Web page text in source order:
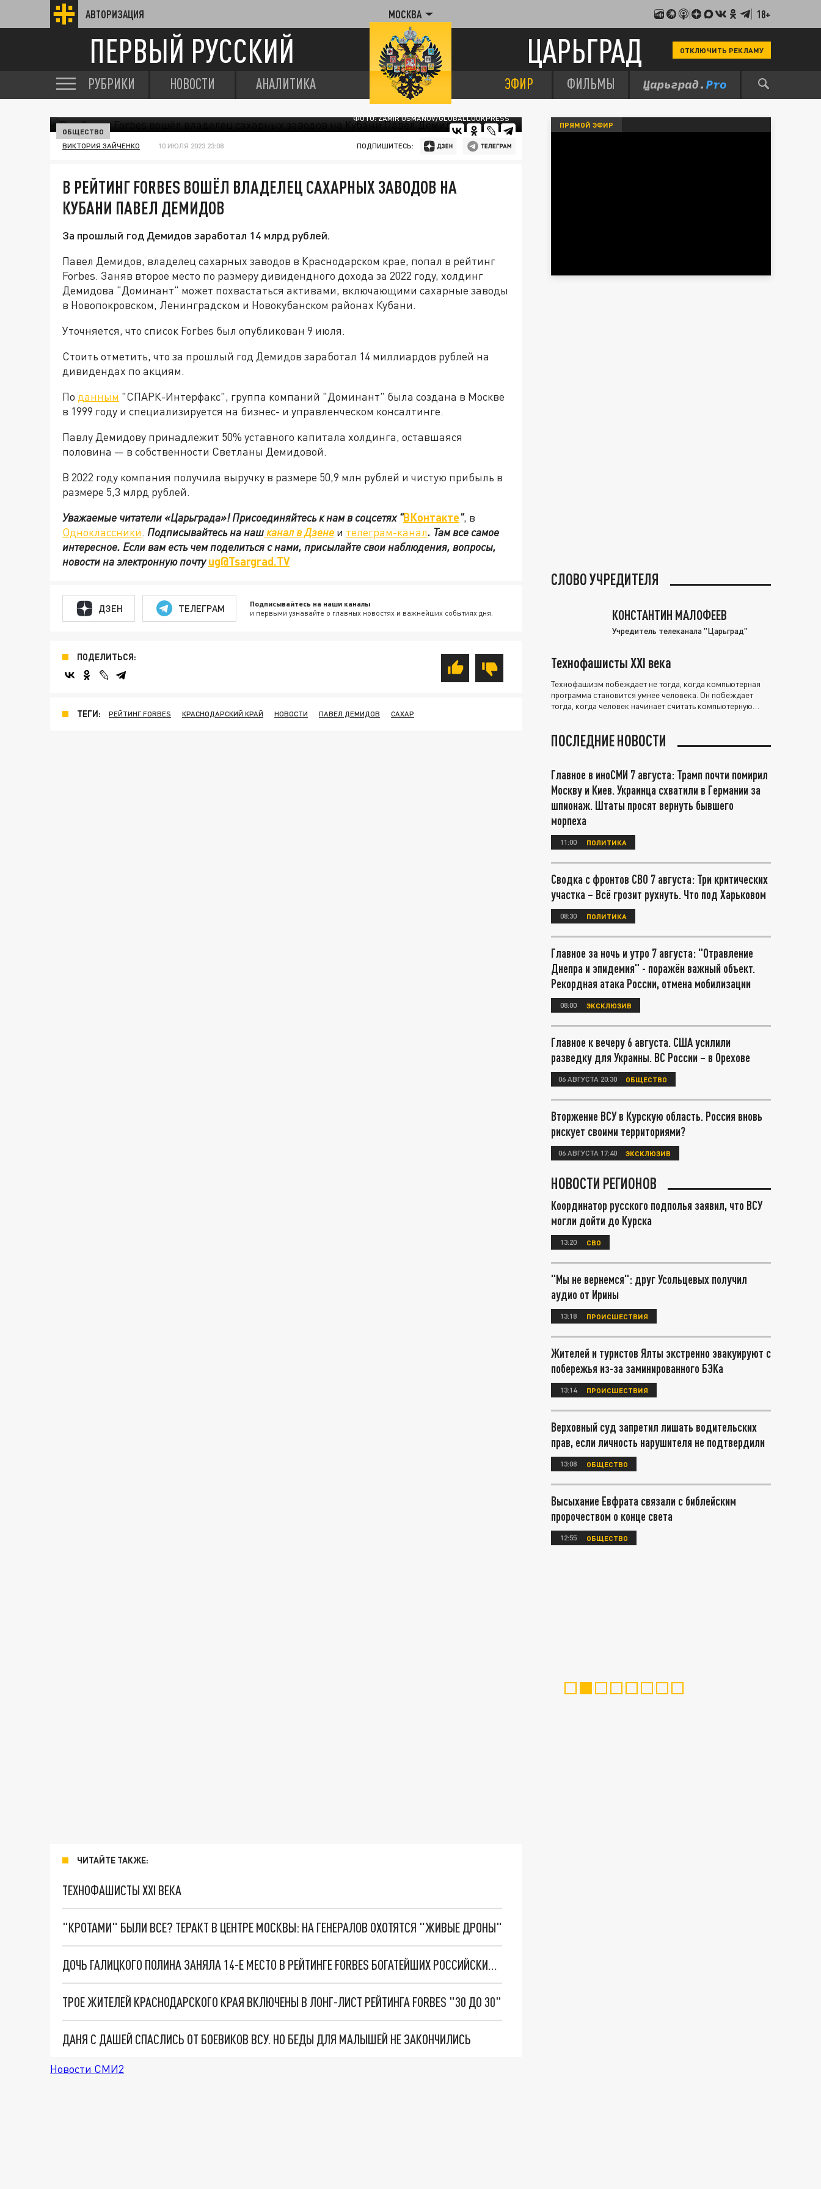
АВТОРИЗАЦИЯ МОСКВА 18+
ПЕРВЫЙ РУССКИЙ ЦАРЬГРАД ОТКЛЮЧИТЬ РЕКЛАМУ
РУБРИКИ НОВОСТИ АНАЛИТИКА ЭФИР ФИЛЬМЫ
ФОТО: ZAMIR USMANOV/GLOBALLOOKPRESS
ОБЩЕСТВО
ВИКТОРИЯ ЗАЙЧЕНКО 10 ИЮЛЯ 2023 23:08 ПОДПИШИТЕСЬ:
В РЕЙТИНГ FORBES ВОШЁЛ ВЛАДЕЛЕЦ САХАРНЫХ ЗАВОДОВ НА
КУБАНИ ПАВЕЛ ДЕМИДОВ
За прошлый год Демидов заработал 14 млрд рублей.
Павел Демидов, владелец сахарных заводов в Краснодарском крае, попал в рейтинг
Forbes. Заняв второе место по размеру дивидендного дохода за 2022 году, холдинг
Демидова "Доминант" может похвастаться активами, включающими сахарные заводы
в Новопокровском, Ленинградском и Новокубанском районах Кубани.
Уточняется, что список Forbes был опубликован 9 июля.
Стоить отметить, что за прошлый год Демидов заработал 14 миллиардов рублей на
дивидендах по акциям.
По данным "СПАРК-Интерфакс", группа компаний "Доминант" была создана в Москве
в 1999 году и специализируется на бизнес- и управленческом консалтинге.
Павлу Демидову принадлежит 50% уставного капитала холдинга, оставшаяся
половина — в собственности Светланы Демидовой.
В 2022 году компания получила выручку в размере 50,9 млн рублей и чистую прибыль в
размере 5,3 млрд рублей.
Уважаемые читатели «Царьграда»!Присоединяйтесь к нам в соцсетях"ВКонтакте", в
Одноклассники. Подписывайтесь на нашканал в Дзене и телеграм-канал. Там все самое
интересное. Если вам есть чем поделиться с нами, присылайте свои наблюдения, вопросы,
новости на электронную почтуug@Tsargrad.TV
ДЗЕН ТЕЛЕГРАМ Подписывайтесь на наши каналы
и первыми узнавайте о главных новостях и важнейших событиях дня.
ПОДЕЛИТЬСЯ:
ТЕГИ: РЕЙТИНГ FORBES КРАСНОДАРСКИЙ КРАЙ НОВОСТИ ПАВЕЛ ДЕМИДОВ САХАР
ЧИТАЙТЕ ТАКЖЕ:
ТЕХНОФАШИСТЫ XXI ВЕКА
"КРОТАМИ" БЫЛИ ВСЕ? ТЕРАКТ В ЦЕНТРЕ МОСКВЫ: НА ГЕНЕРАЛОВ ОХОТЯТСЯ "ЖИВЫЕ ДРОНЫ"
ДОЧЬ ГАЛИЦКОГО ПОЛИНА ЗАНЯЛА 14-Е МЕСТО В РЕЙТИНГЕ FORBES БОГАТЕЙШИХ РОССИЙСКИХ НАСЛЕДНИКОВ РФ
ТРОЕ ЖИТЕЛЕЙ КРАСНОДАРСКОГО КРАЯ ВКЛЮЧЕНЫ В ЛОНГ-ЛИСТ РЕЙТИНГА FORBES "30 ДО 30"
ДАНЯ С ДАШЕЙ СПАСЛИСЬ ОТ БОЕВИКОВ ВСУ. НО БЕДЫ ДЛЯ МАЛЫШЕЙ НЕ ЗАКОНЧИЛИСЬ
Новости СМИ2
ПРЯМОЙ ЭФИР
СЛОВО УЧРЕДИТЕЛЯ
КОНСТАНТИН МАЛОФЕЕВ
Учредитель телеканала "Царьград"
Технофашисты XXI века
Технофашизм побеждает не тогда, когда компьютерная
программа становится умнее человека. Он побеждает
тогда, когда человек начинает считать компьютерную
ПОСЛЕДНИЕ НОВОСТИ
Главное в иноСМИ 7 августа: Трамп почти помирил
Москву и Киев. Украинца схватили в Германии за
шпионаж. Штаты просят вернуть бывшего
морпеха
11:00 ПОЛИТИКА
Сводка с фронтов СВО 7 августа: Три критических
участка – Всё грозит рухнуть. Что под Харьковом
08:30 ПОЛИТИКА
Главное за ночь и утро 7 августа: "Отравление
Днепра и эпидемия" - поражён важный объект.
Рекордная атака России, отмена мобилизации
08:00 ЭКСКЛЮЗИВ
Главное к вечеру 6 августа. США усилили
разведку для Украины. ВС России – в Орехове
06 АВГУСТА 20:30 ОБЩЕСТВО
Вторжение ВСУ в Курскую область. Россия вновь
рискует своими территориями?
06 АВГУСТА 17:40 ЭКСКЛЮЗИВ
НОВОСТИ РЕГИОНОВ
Координатор русского подполья заявил, что ВСУ
могли дойти до Курска
13:20 СВО
"Мы не вернемся": друг Усольцевых получил
аудио от Ирины
13:18 ПРОИСШЕСТВИЯ
Жителей и туристов Ялты экстренно эвакуируют с
побережья из-за заминированного БЭКа
13:14 ПРОИСШЕСТВИЯ
Верховный суд запретил лишать водительских
прав, если личность нарушителя не подтвердили
13:08 ОБЩЕСТВО
Высыхание Евфрата связали с библейским
пророчеством о конце света
12:55 ОБЩЕСТВО